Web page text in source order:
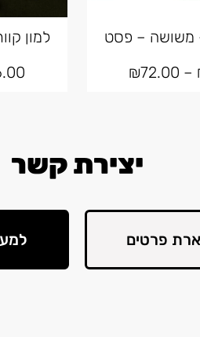
משושה – פסט
–
₪72.00
למון
יצירת קשר
פרטים